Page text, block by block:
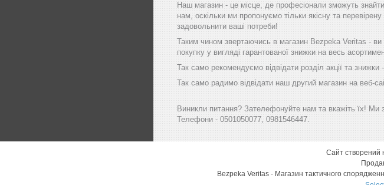
Наш магазин - це місце, де професіонали зможуть
нам, оскільки ми пропонуємо тільки якісну та
задовольнити ваші потреби!
Таким чином звертаючись в магазин Bezpeka Veritas - ви
покупку у вигляді гарантованої знижки на весь
Так само рекомендуємо відвідати розділ акції та
Так само радимо відвідати наш другий магазин на веб-
Виникли питання? Зателефонуйте нам та вкажіть їх! Ми
Телефони - 0501050077, 0981546447.
Сайт створений